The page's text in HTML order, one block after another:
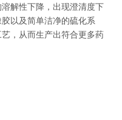
解性下降，出现澄清度下
以及简单洁净的硫化系
，从而生产出符合更多药